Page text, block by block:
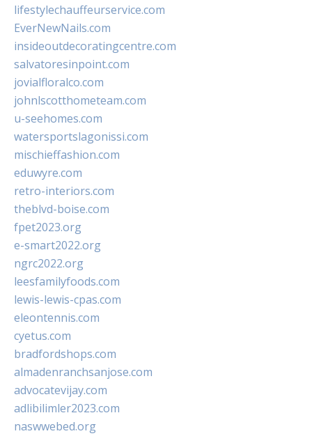
lifestylechauffeurservice.com
EverNewNails.com
insideoutdecoratingcentre.com
salvatoresinpoint.com
jovialfloralco.com
johnlscotthometeam.com
u-seehomes.com
watersportslagonissi.com
mischieffashion.com
eduwyre.com
retro-interiors.com
theblvd-boise.com
fpet2023.org
e-smart2022.org
ngrc2022.org
leesfamilyfoods.com
lewis-lewis-cpas.com
eleontennis.com
cyetus.com
bradfordshops.com
almadenranchsanjose.com
advocatevijay.com
adlibilimler2023.com
naswwebed.org